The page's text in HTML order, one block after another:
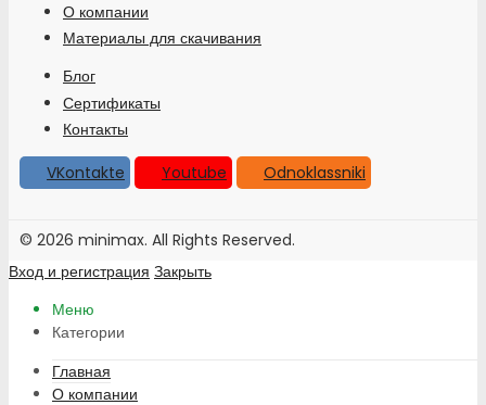
О компании
Материалы для скачивания
Блог
Сертификаты
Контакты
VKontakte
Youtube Odnoklassniki
© 2026 minimax. All Rights Reserved.
Вход и регистрация Закрыть
Меню
Категории
Главная
О компании